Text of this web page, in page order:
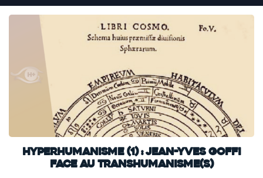
Contact
Hyperhumanisme (1) : Jean-Yves Goffi
face au transhumanisme(s)